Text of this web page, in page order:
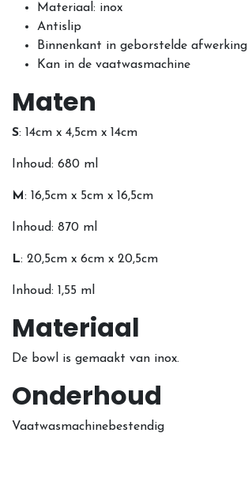
Materiaal: inox
Antislip
Binnenkant in geborstelde afwerking
Kan in de vaatwasmachine
Maten
S: 14cm x 4,5cm x 14cm
Inhoud: 680 ml
M: 16,5cm x 5cm x 16,5cm
Inhoud: 870 ml
L: 20,5cm x 6cm x 20,5cm
Inhoud: 1,55 ml
Materiaal
De bowl is gemaakt van inox.
Onderhoud
Vaatwasmachinebestendig